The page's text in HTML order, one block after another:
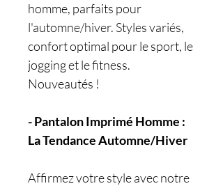
homme, parfaits pour
l'automne/hiver. Styles variés,
confort optimal pour le sport, le
jogging et le fitness.
Nouveautés !
- Pantalon Imprimé Homme :
La Tendance Automne/Hiver
Affirmez votre style avec notre